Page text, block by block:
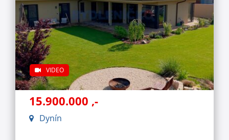
VIDEO
15.900.000 ,-
Dynín